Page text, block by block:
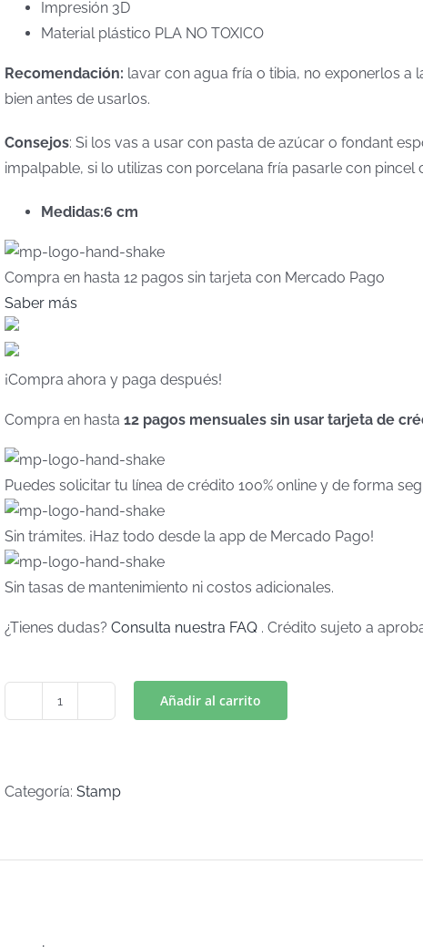
Impresión 3D
Material plástico PLA NO TOXICO
Recomendación: lavar con agua fría o tibia, no exponerlos a
bien antes de usarlos.
Consejos: Si los vas a usar con pasta de azúcar o fondant
impalpable, si lo utilizas con porcelana fría pasarle con pincel
Medidas:6 cm
Compra en hasta 12 pagos sin tarjeta con Mercado Pago
Saber más
¡Compra ahora y paga después!
Compra en hasta 12 pagos mensuales sin usar tarjeta de
Puedes solicitar tu línea de crédito 100% online y de forma
Sin trámites. ¡Haz todo desde la app de Mercado Pago!
Sin tasas de mantenimiento ni costos adicionales.
¿Tienes dudas? Consulta nuestra FAQ . Crédito sujeto a
TODO
(Art
Añadir al carrito
Categoría: Stamp